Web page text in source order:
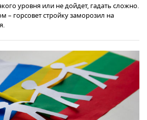
уровня или не дойдет, гадать сложно.
– горсовет стройку заморозил на